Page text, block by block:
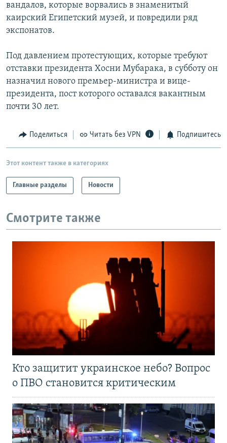
вандалов, которые ворвались в знаменитый
каирский Египетский музей, и повредили ряд
экспонатов.
Под давлением протестующих, которые требуют
отставки президента Хосни Мубарака, в субботу он
назначил нового премьер-министра и вице-
президента, пост которого оставался вакантным
почти 30 лет.
Поделиться Читать без VPN Подпишитесь
Этот контент также в категориях
Главные разделы Новости
Смотрите также
Кто защитит украинское небо? Вопрос
о ПВО становится критическим